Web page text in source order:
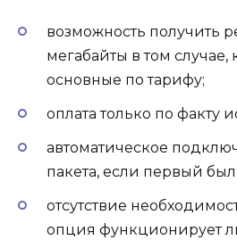
возможность получить
мегабайты в том случае,
основные по тарифу;
оплата только по факту
автоматическое
пакета, если первый
отсутствие
опция функционирует